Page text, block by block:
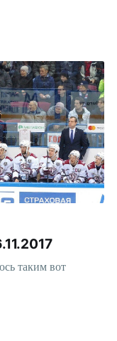
таким вот